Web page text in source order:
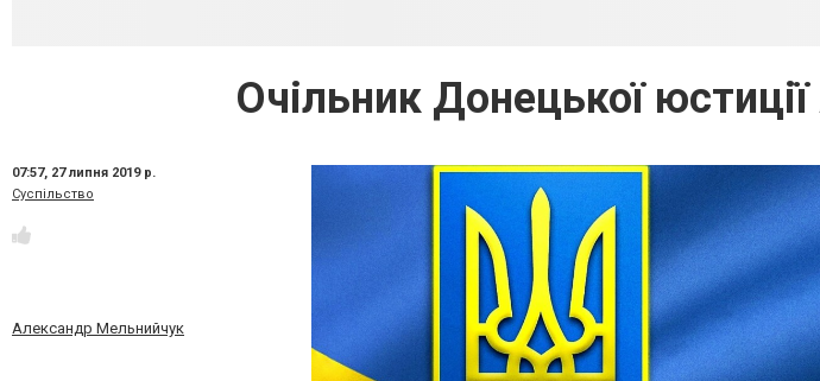
Очільник Донецької
07:57, 27 липня 2019 р.
Суспільство
Александр Мельнийчук